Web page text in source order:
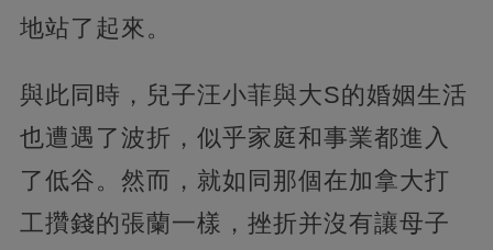
地站了起來。
與此同時，兒子汪小菲與大S的婚姻生活
也遭遇了波折，似乎家庭和事業都進入
了低谷。然而，就如同那個在加拿大打
工攢錢的張蘭一樣，挫折并沒有讓母子